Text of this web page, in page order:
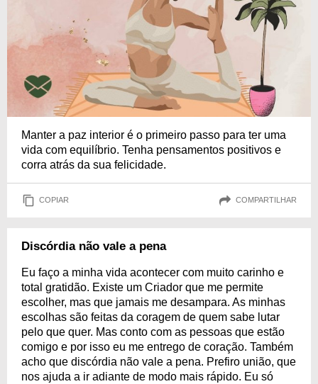
Manter a paz interior é o primeiro passo para ter uma
vida com equilíbrio. Tenha pensamentos positivos e
corra atrás da sua felicidade.
COPIAR COMPARTILHAR
Discórdia não vale a pena
Eu faço a minha vida acontecer com muito carinho e
total gratidão. Existe um Criador que me permite
escolher, mas que jamais me desampara. As minhas
escolhas são feitas da coragem de quem sabe lutar
pelo que quer. Mas conto com as pessoas que estão
comigo e por isso eu me entrego de coração. Também
acho que discórdia não vale a pena. Prefiro união, que
nos ajuda a ir adiante de modo mais rápido. Eu só